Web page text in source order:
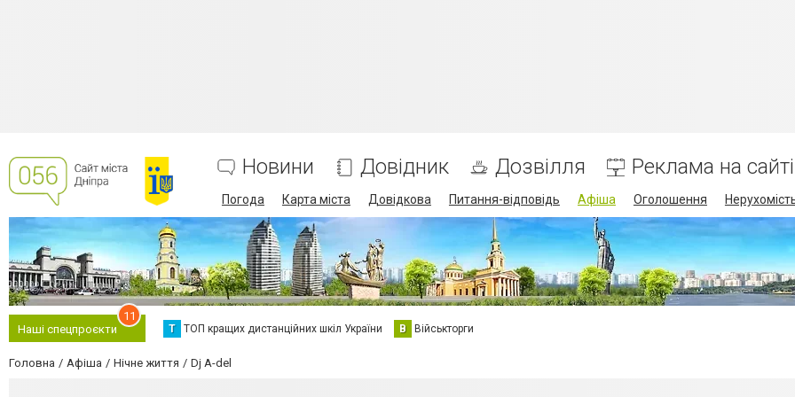
Новини Довідник Дозвілля Реклама на сайті
Погода Карта міста Довідкова Питання-відповідь Афіша Оголошення
Наші спецпроєкти
11
Т ТОП кращих дистанційних шкіл України В Військторги
Головна Афіша Нічне життя Dj A-del